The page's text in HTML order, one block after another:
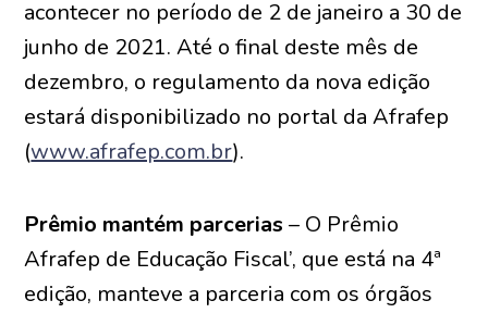
acontecer no período de 2 de janeiro a 30 de
junho de 2021. Até o final deste mês de
dezembro, o regulamento da nova edição
estará disponibilizado no portal da Afrafep
(www.afrafep.com.br).
Prêmio mantém parcerias – O Prêmio
Afrafep de Educação Fiscal’, que está na 4ª
edição, manteve a parceria com os órgãos